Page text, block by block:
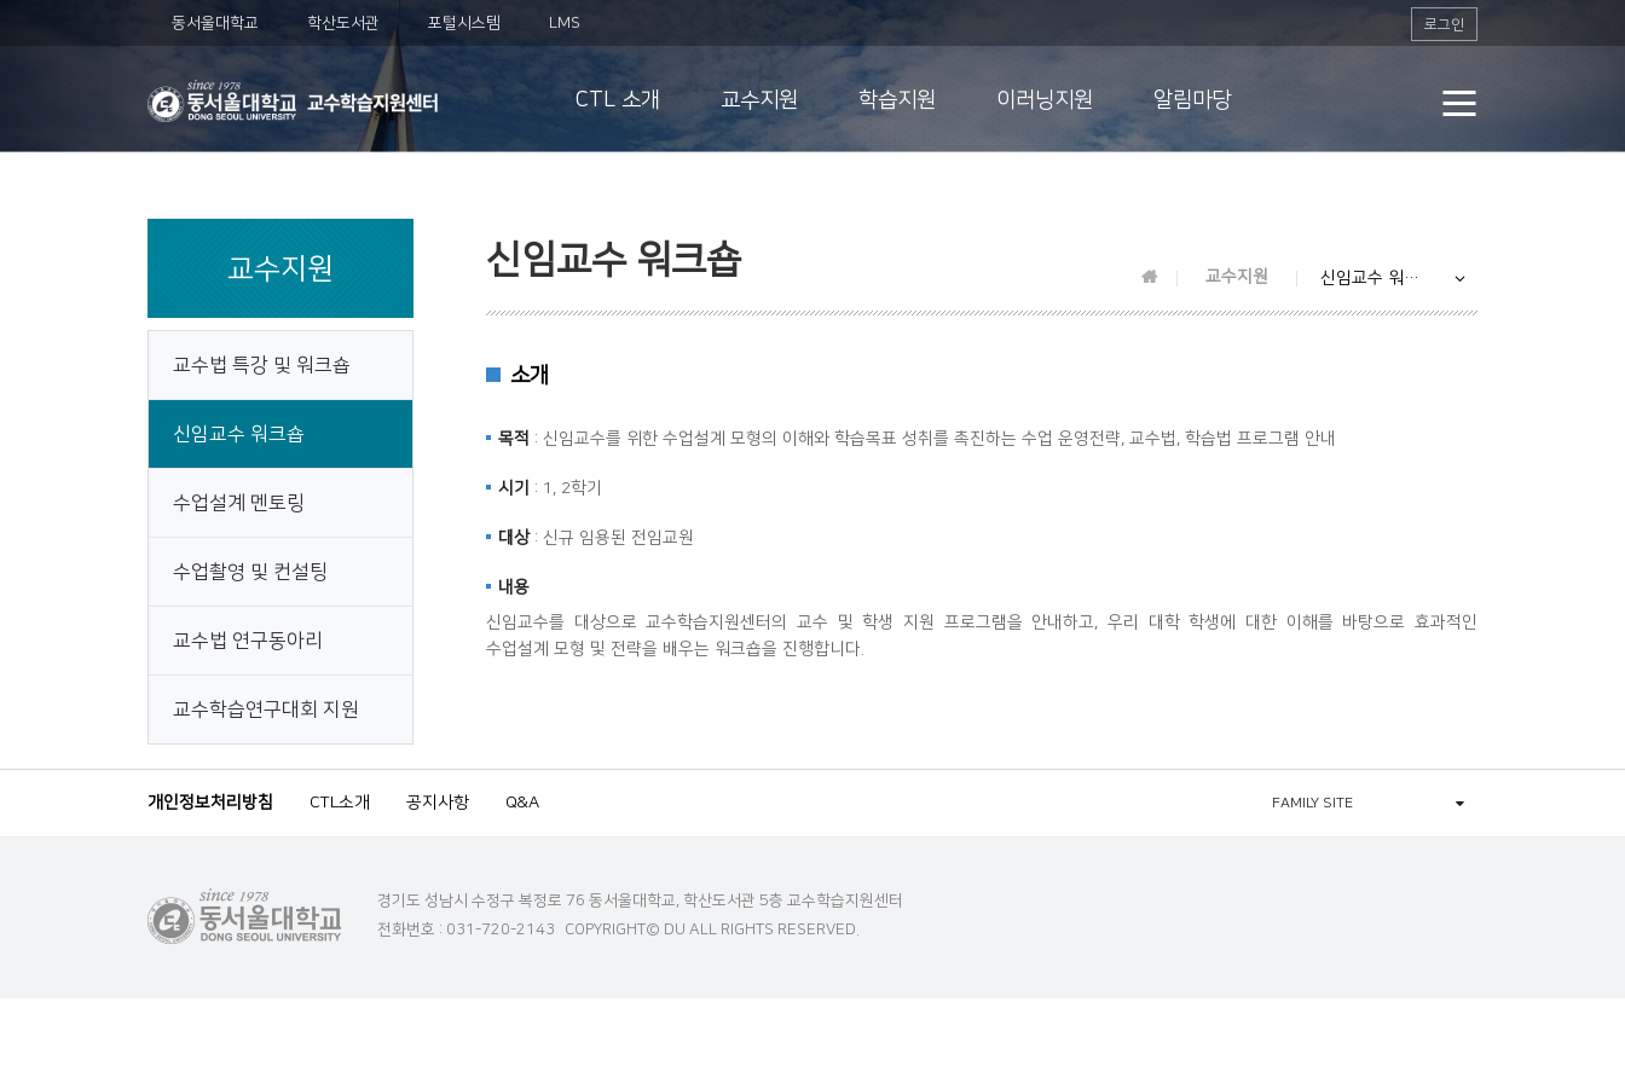
동서울대학교 학산도서관 포털시스템 LMS 로그인
CTL 소개 교수지원 학습지원 이러닝지원 알림마당
교수지원
교수법 특강 및 워크숍
신임교수 워크숍
수업설계 멘토링
수업촬영 및 컨설팅
교수법 연구동아리
교수학습연구대회 지원
신임교수 워크숍 교수지원 신임교수 워크숍
소개
목적 : 신임교수를 위한 수업설계 모형의 이해와 학습목표 성취를 촉진하는 수업 운영전략, 교수법, 학습법 프로그램 안내
시기 : 1, 2학기
대상: 신규 임용된 전임교원
내용
신임교수를 대상으로 교수학습지원센터의 교수 및 학생 지원 프로그램을 안내하고, 우리 대학 학생에 대한 이해를 바탕으로 효과적인
수업설계 모형 및 전략을 배우는 워크숍을 진행합니다.
개인정보처리방침 CTL소개 공지사항 Q&A FAMILY SITE
경기도 성남시 수정구 복정로 76 동서울대학교, 학산도서관 5층 교수학습지원센터
전화번호 : 031-720-2143
COPYRIGHT© DU ALL RIGHTS RESERVED.